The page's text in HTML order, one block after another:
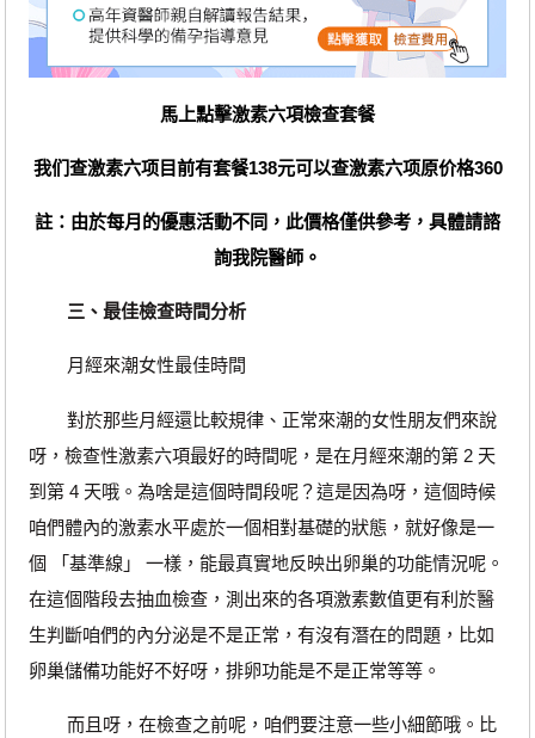
馬上點擊激素六項檢查套餐
我们查激素六项目前有套餐138元可以查激素六项原价格360
註：由於每月的優惠活動不同，此價格僅供參考，具體請諮
詢我院醫師。
三、最佳檢查時間分析
月經來潮女性最佳時間
對於那些月經還比較規律、正常來潮的女性朋友們來說
呀，檢查性激素六項最好的時間呢，是在月經來潮的第 2 天
到第 4 天哦。為啥是這個時間段呢？這是因為呀，這個時候
咱們體內的激素水平處於一個相對基礎的狀態，就好像是一
個 「基準線」 一樣，能最真實地反映出卵巢的功能情況呢。
在這個階段去抽血檢查，測出來的各項激素數值更有利於醫
生判斷咱們的內分泌是不是正常，有沒有潛在的問題，比如
卵巢儲備功能好不好呀，排卵功能是不是正常等等。
而且呀，在檢查之前呢，咱們要注意一些小細節哦。比